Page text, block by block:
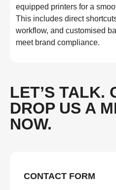
equipped printers for a
This includes direct
workflow, and customised
meet brand compliance.
LET’S TALK.
DROP US A
NOW.
CONTACT FORM